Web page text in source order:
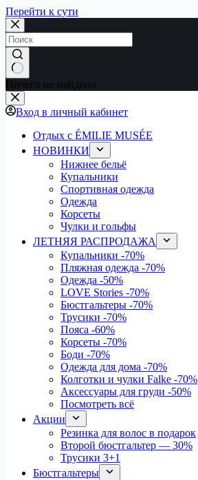
Перейти к сути
Ничего не найдено
Вход в личный кабинет
Отдых с ÉMILIE MUSÉE
НОВИНКИ
Нижнее бельё
Купальники
Спортивная одежда
Одежда
Корсеты
Чулки и гольфы
ЛЕТНЯЯ РАСПРОДАЖА
Купальники -70%
Пляжная одежда -70%
Одежда -50%
LOVE Stories -70%
Бюстгальтеры -70%
Трусики -70%
Пояса -60%
Корсеты -70%
Боди -70%
Одежда для дома -70%
Колготки и чулки Falke -70%
Аксессуары для груди -50%
Посмотреть всё
Акции
Резинка для волос в подарок
Второй бюстгальтер — 30%
Трусики 3+1
Бюстгальтеры